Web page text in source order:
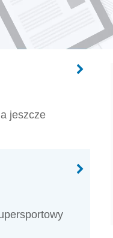
jeszcze